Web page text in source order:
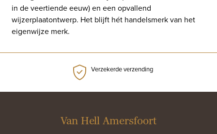
in de veertiende eeuw) en een opvallend
wijzerplaatontwerp. Het blijft hét handelsmerk van het
eigenwijze merk.
Verzekerde verzending
Van Hell Amersfoort